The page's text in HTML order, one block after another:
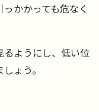
かかっても危なく
ようにし、低い位
ょう。